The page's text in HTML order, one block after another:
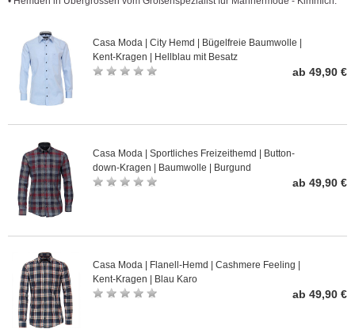
Casa Moda | City Hemd | Bügelfreie Baumwolle |
Kent-Kragen | Hellblau mit Besatz
ab 49,90 €
Casa Moda | Sportliches Freizeithemd | Button-
down-Kragen | Baumwolle | Burgund
ab 49,90 €
Casa Moda | Flanell-Hemd | Cashmere Feeling |
Kent-Kragen | Blau Karo
ab 49,90 €